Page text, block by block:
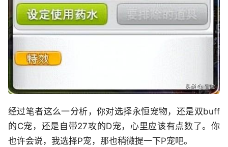
经过笔者这么一分析，你对选择永恒宠物，还是双buff
的C宠，还是自带27攻的D宠，心里应该有点数了。你
也许会说，我选择P宠，那也稍微提一下P宠吧。